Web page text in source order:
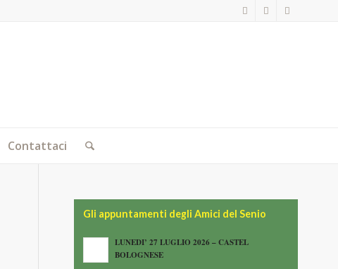
Contattaci
Gli appuntamenti degli Amici del Senio
LUNEDI’ 27 LUGLIO 2026 – CASTEL
BOLOGNESE